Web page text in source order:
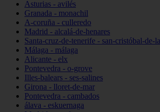
Asturias - avilés
Granada - monachil
A-coruña - culleredo
Madrid - alcalá-de-henares
Santa-cruz-de-tenerife - san-cristóbal-de-
Málaga - málaga
Alicante - elx
Pontevedra - o-grove
Illes-balears - ses-salines
Girona - lloret-de-mar
Pontevedra - cambados
álava - eskuernaga